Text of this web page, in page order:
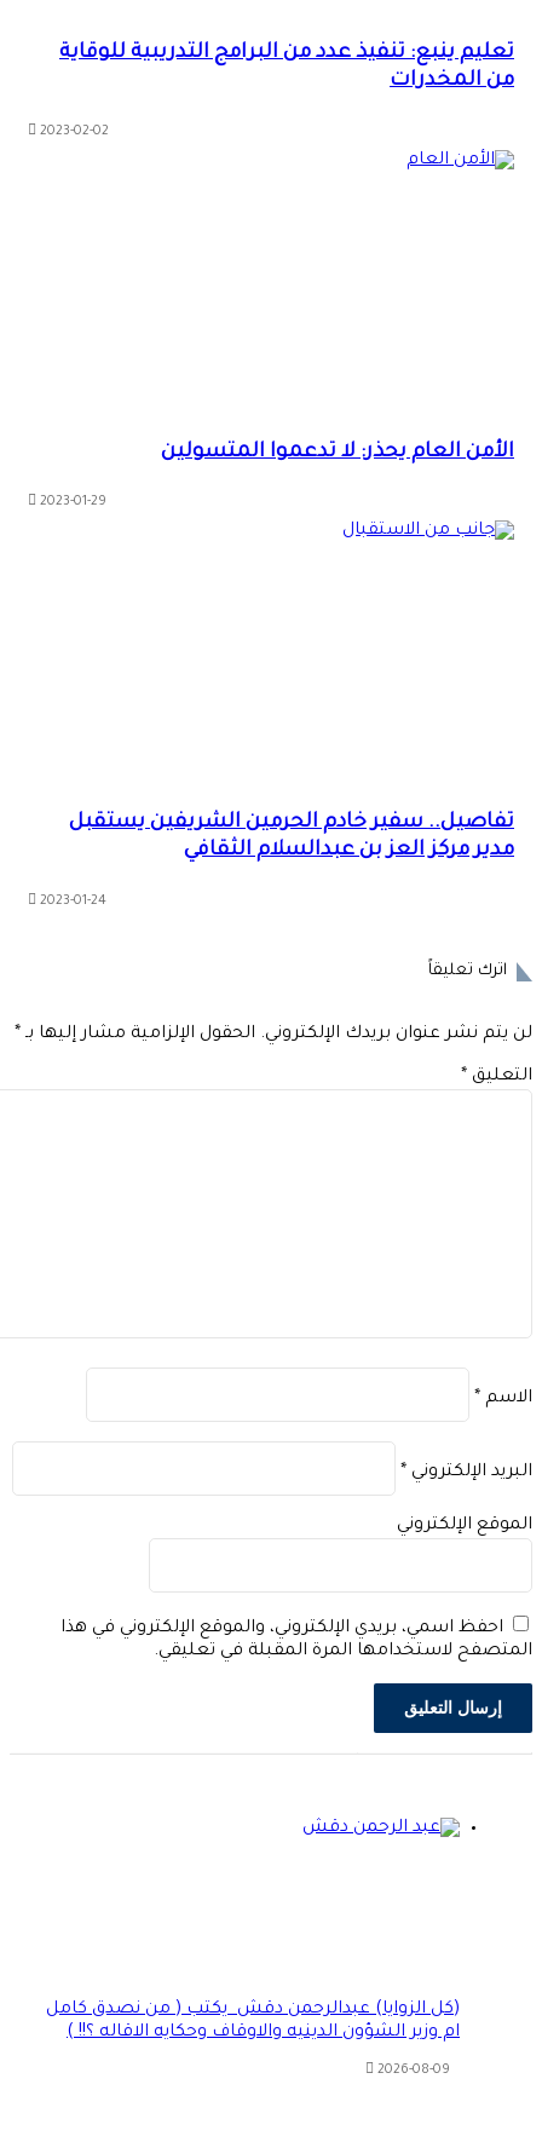
تعليم ينبع: تنفيذ عدد من البرامج التدريبية للوقاية
من المخدرات
2023-02-02
الأمن العام يحذر: لا تدعموا المتسولين
2023-01-29
تفاصيل.. سفير خادم الحرمين الشريفين يستقبل
مدير مركز العز بن عبدالسلام الثقافي
2023-01-24
اترك تعليقاً
يتم نشر عنوان بريدك الإلكتروني. الحقول الإلزامية مشار إليها بـ*
*
*
الإلكتروني*
الإلكتروني
احفظ اسمي، بريدي الإلكتروني، والموقع الإلكتروني في هذا
لاستخدامها المرة المقبلة في تعليقي.
(كل الزوايا) عبدالرحمن دقش يكتب ( من نصدق كامل
ام وزير الشؤون الدينيه والاوقاف وحكايه الاقاله ؟!! )
2026-08-09